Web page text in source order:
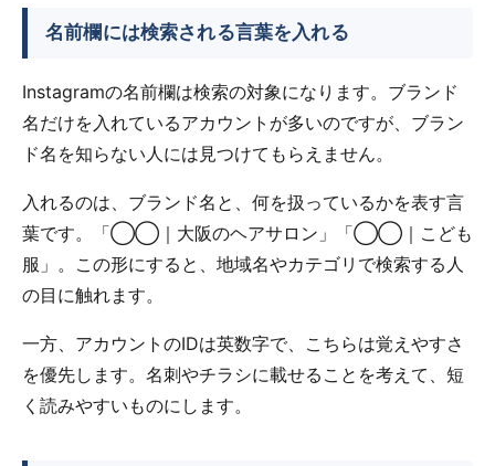
名前欄には検索される言葉を入れる
Instagramの名前欄は検索の対象になります。ブランド
名だけを入れているアカウントが多いのですが、ブラン
ド名を知らない人には見つけてもらえません。
入れるのは、ブランド名と、何を扱っているかを表す言
葉です。「◯◯｜大阪のヘアサロン」「◯◯｜こども
服」。この形にすると、地域名やカテゴリで検索する人
の目に触れます。
一方、アカウントのIDは英数字で、こちらは覚えやすさ
を優先します。名刺やチラシに載せることを考えて、短
く読みやすいものにします。